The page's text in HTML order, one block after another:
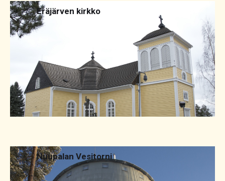
2016 Eräjärven kirkko
2015 Nuupalan Vesitorni